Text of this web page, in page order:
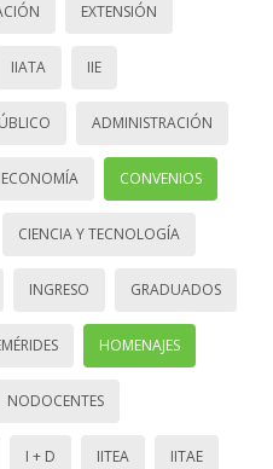
EXTENSIÓN
IIATA IIE
ADMINISTRACIÓN
ECONOMÍA CONVENIOS
CIENCIA Y TECNOLOGÍA
INGRESO GRADUADOS
HOMENAJES
NODOCENTES
I + D IITEA IITAE